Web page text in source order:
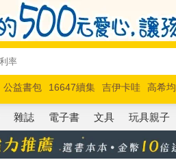
公益書包 16647續集 吉伊卡哇 高希均
馬斯克 玩具總動員5 超慢跑
雜誌 電子書 文具 玩具親子